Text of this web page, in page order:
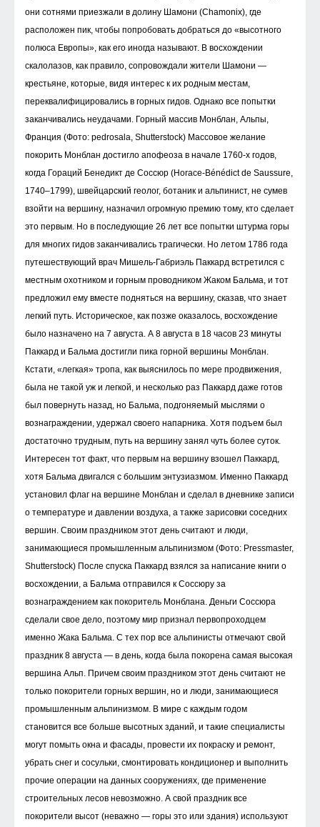
они сотнями приезжали в долину Шамони (Chamonix), где
расположен пик, чтобы попробовать добраться до «высотного
полюса Европы», как его иногда называют. В восхождении
скалолазов, как правило, сопровождали жители Шамони —
крестьяне, которые, видя интерес к их родным местам,
переквалифицировались в горных гидов. Однако все попытки
заканчивались неудачами. Горный массив Монблан, Альпы,
Франция (Фото: pedrosala, Shutterstock) Массовое желание
покорить Монблан достигло апофеоза в начале 1760-х годов,
когда Гораций Бенедикт де Соссюр (Horace-Bénédict de Saussure,
1740–1799), швейцарский геолог, ботаник и альпинист, не сумев
взойти на вершину, назначил огромную премию тому, кто сделает
это первым. Но в последующие 26 лет все попытки штурма горы
для многих гидов заканчивались трагически. Но летом 1786 года
путешествующий врач Мишель-Габриэль Паккард встретился с
местным охотником и горным проводником Жаком Бальма, и тот
предложил ему вместе подняться на вершину, сказав, что знает
легкий путь. Историческое, как позже оказалось, восхождение
было назначено на 7 августа. А 8 августа в 18 часов 23 минуты
Паккард и Бальма достигли пика горной вершины Монблан.
Кстати, «легкая» тропа, как выяснилось по мере продвижения,
была не такой уж и легкой, и несколько раз Паккард даже готов
был повернуть назад, но Бальма, подгоняемый мыслями о
вознаграждении, удержал своего напарника. Хотя подъем был
достаточно трудным, путь на вершину занял чуть более суток.
Интересен тот факт, что первым на вершину взошел Паккард,
хотя Бальма двигался с большим энтузиазмом. Именно Паккард
установил флаг на вершине Монблан и сделал в дневнике записи
о температуре и давлении воздуха, а также зарисовки соседних
вершин. Своим праздником этот день считают и люди,
занимающиеся промышленным альпинизмом (Фото: Pressmaster,
Shutterstock) После спуска Паккард взялся за написание книги о
восхождении, а Бальма отправился к Соссюру за
вознаграждением как покоритель Монблана. Деньги Соссюра
сделали свое дело, поэтому мир признал первопроходцем
именно Жака Бальма. С тех пор все альпинисты отмечают свой
праздник 8 августа — в день, когда была покорена самая высокая
вершина Альп. Причем своим праздником этот день считают не
только покорители горных вершин, но и люди, занимающиеся
промышленным альпинизмом. В мире с каждым годом
становится все больше высотных зданий, и такие специалисты
могут помыть окна и фасады, провести их покраску и ремонт,
убрать снег и сосульки, смонтировать кондиционер и выполнить
прочие операции на данных сооружениях, где применение
строительных лесов невозможно. А свой праздник все
покорители высот (неважно — горы это или здания) используют